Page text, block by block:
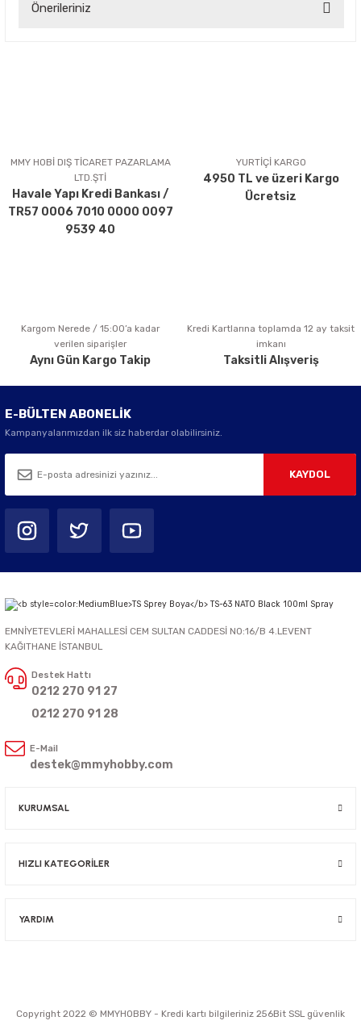
Önerileriniz
Ürün açıklamasında eksik bilgiler bulunuyor.
Ürün bilgilerinde hatalar bulunuyor.
Ürün fiyatı diğer sitelerden daha pahalı.
Bu ürüne benzer farklı alternatifler olmalı.
Gönder
MMY HOBİ DIŞ TİCARET PAZARLAMA
LTD.ŞTİ
Havale Yapı Kredi Bankası /
TR57 0006 7010 0000 0097
9539 40
YURTİÇİ KARGO
4950 TL ve üzeri Kargo
Ücretsiz
Kargom Nerede / 15:00’a kadar
verilen siparişler
Aynı Gün Kargo Takip
Kredi Kartlarına toplamda 12 ay taksit
imkanı
Taksitli Alışveriş
E-BÜLTEN ABONELİK
Kampanyalarımızdan ilk siz haberdar olabilirsiniz.
KAYDOL
EMNİYETEVLERİ MAHALLESİ CEM SULTAN CADDESİ NO:16/B 4.LEVENT
KAĞITHANE İSTANBUL
Destek Hattı
0212 270 91 27
0212 270 91 28
E-Mail
destek@mmyhobby.com
KURUMSAL
HIZLI KATEGORİLER
YARDIM
Copyright 2022 © MMYHOBBY - Kredi kartı bilgileriniz 256Bit SSL güvenlik